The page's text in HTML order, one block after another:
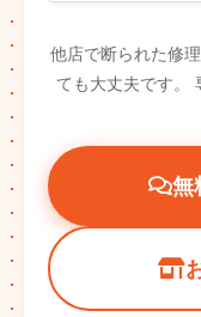
他店で断られた修
ても大丈夫です。
無